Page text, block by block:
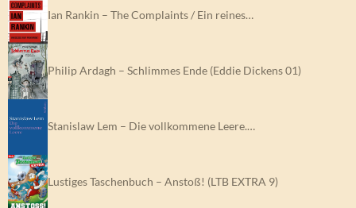
Ian Rankin – The Complaints / Ein reines…
Philip Ardagh – Schlimmes Ende (Eddie Dickens 01)
Stanislaw Lem – Die vollkommene Leere.…
Lustiges Taschenbuch – Anstoß! (LTB EXTRA 9)